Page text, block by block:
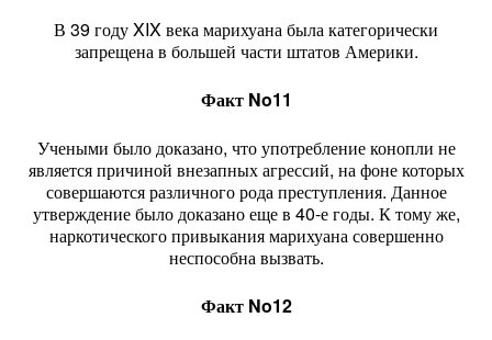
В 39 году XIX века марихуана была категорически
запрещена в большей части штатов Америки.
Факт No11
Учеными было доказано, что употребление конопли не
является причиной внезапных агрессий, на фоне которых
совершаются различного рода преступления. Данное
утверждение было доказано еще в 40-е годы. К тому же,
наркотического привыкания марихуана совершенно
неспособна вызвать.
Факт No12